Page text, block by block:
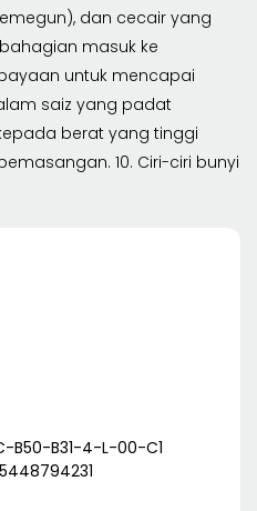
dan cecair yang
masuk ke
untuk mencapai
saiz yang padat
berat yang tinggi
10. Ciri-ciri bunyi